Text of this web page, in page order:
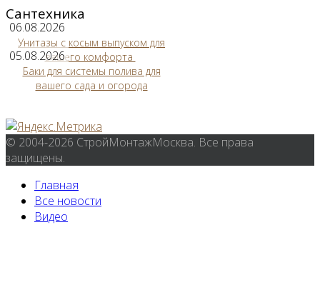
Сантехника
06.08.2026
Унитазы с косым выпуском для
вашего комфорта
05.08.2026
Баки для системы полива для
вашего сада и огорода
© 2004-2026 СтройМонтажМосква. Все права
защищены.
Главная
Все новости
Видео